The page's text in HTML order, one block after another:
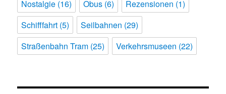
Nostalgie (16) Obus (6) Rezensionen (1)
Schifffahrt (5) Seilbahnen (29)
Straßenbahn Tram (25) Verkehrsmuseen (22)